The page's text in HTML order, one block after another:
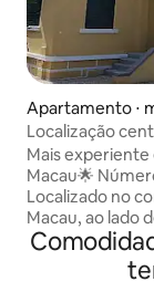
Apartamento ⋅
Localização
acomodação
(apartamento
Mais
Macau🌟
Localizado no
Macau, ao lado
Wai, Sneaker
pé de San Ma
Lisboa Hotel!🤩 O transporte é